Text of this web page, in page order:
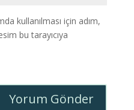
kullanılması için adım,
bu tarayıcıya